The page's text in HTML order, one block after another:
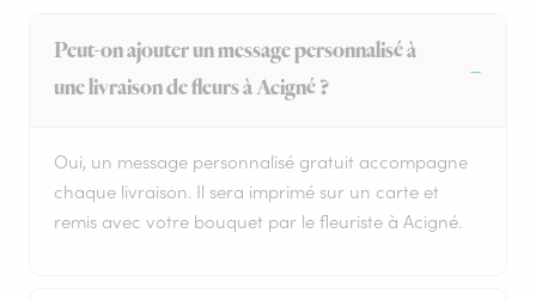
Peut-on ajouter un message personnalisé à
une livraison de fleurs à Acigné ?
Oui, un message personnalisé gratuit accompagne
chaque livraison. Il sera imprimé sur un carte et
remis avec votre bouquet par le fleuriste à Acigné.